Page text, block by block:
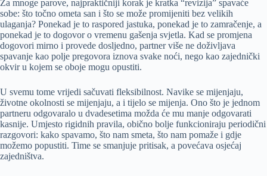
Za mnoge parove, najpraktičniji korak je kratka “revizija” spavaće
sobe: što točno ometa san i što se može promijeniti bez velikih
ulaganja? Ponekad je to raspored jastuka, ponekad je to zamračenje, a
ponekad je to dogovor o vremenu gašenja svjetla. Kad se promjena
dogovori mirno i provede dosljedno, partner više ne doživljava
spavanje kao polje pregovora iznova svake noći, nego kao zajednički
okvir u kojem se oboje mogu opustiti.
U svemu tome vrijedi sačuvati fleksibilnost. Navike se mijenjaju,
životne okolnosti se mijenjaju, a i tijelo se mijenja. Ono što je jednom
partneru odgovaralo u dvadesetima možda će mu manje odgovarati
kasnije. Umjesto rigidnih pravila, obično bolje funkcioniraju periodični
razgovori: kako spavamo, što nam smeta, što nam pomaže i gdje
možemo popustiti. Time se smanjuje pritisak, a povećava osjećaj
zajedništva.